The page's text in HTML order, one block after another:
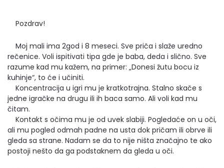
Pozdrav!
Moj mali ima 2god i 8 meseci. Sve priča i slaže uredno
rečenice. Voli ispitivati tipa gde je baba, deda i slično. Sve
razume kad mu kažem, na primer: „Donesi žutu bocu iz
kuhinje“, to će i učiniti.
Koncentracija u igri mu je kratkotrajna. Stalno skače s
jedne igračke na drugu ili ih baca samo. Ali voli kad mu
čitam.
Kontakt s očima mu je od uvek slabiji. Pogledaće on u oči,
ali mu pogled odmah padne na usta dok pričam ili obrve ili
gleda sa strane. Nadam se da to nije ništa značajno te ako
postoji nešto da ga podstaknem da gleda u oči.